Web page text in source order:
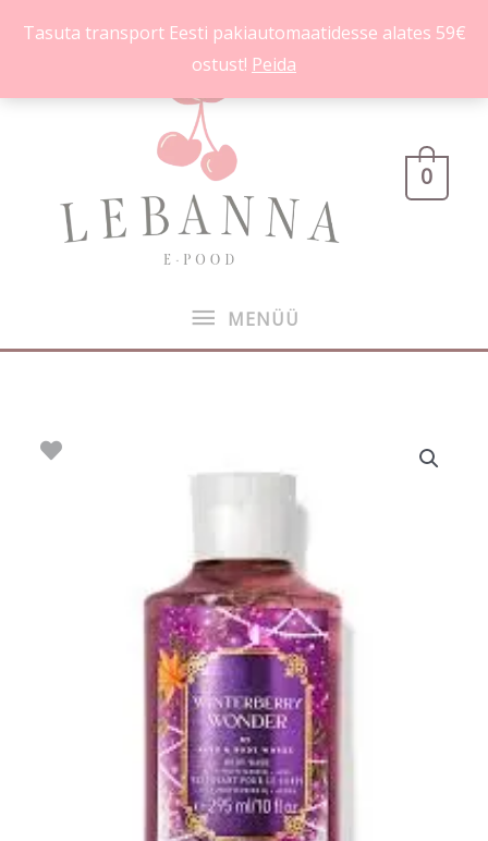
Tasuta transport Eesti pakiautomaatidesse alates 59€
ostust! Peida
MENÜÜ
MENÜÜ
0
Winterberry
Wonder